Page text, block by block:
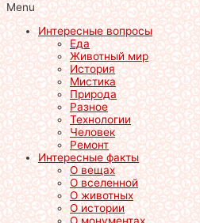
Menu
Интересные вопросы
Еда
Животный мир
История
Мистика
Природа
Разное
Технологии
Человек
Ремонт
Интересные факты
О вещах
О вселенной
О животных
О истории